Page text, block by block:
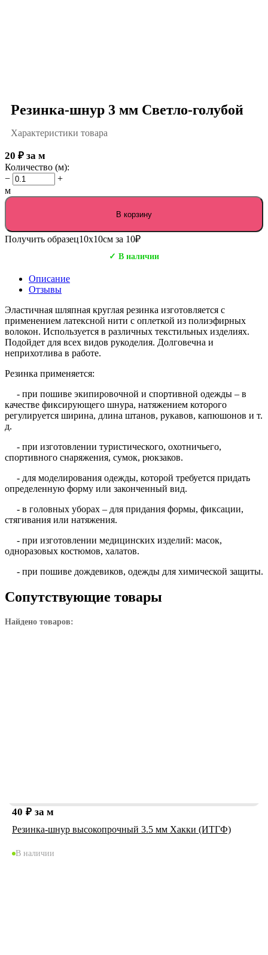
Резинка-шнур 3 мм Светло-голубой
Характеристики товара
20 ₽ за м
Количество (м):
−
+
м
В корзину
Получить образец10х10см за 10₽
✓ В наличии
Описание
Отзывы
Эластичная шляпная круглая резинка изготовляется с
применением латексной нити с оплеткой из полиэфирных
волокон. Используется в различных текстильных изделиях.
Подойдет для всех видов рукоделия. Долговечна и
неприхотлива в работе.
Резинка применяется:
- при пошиве экипировочной и спортивной одежды – в
качестве фиксирующего шнура, натяжением которого
регулируется ширина, длина штанов, рукавов, капюшонов и т.
д.
- при изготовлении туристического, охотничьего,
спортивного снаряжения, сумок, рюкзаков.
- для моделирования одежды, которой требуется придать
определенную форму или законченный вид.
- в головных уборах – для придания формы, фиксации,
стягивания или натяжения.
- при изготовлении медицинских изделий: масок,
одноразовых костюмов, халатов.
- при пошиве дождевиков, одежды для химической защиты.
Сопутствующие товары
Найдено товаров:
40 ₽ за м
Резинка-шнур высокопрочный 3.5 мм Хакки (ИТГФ)
В наличии